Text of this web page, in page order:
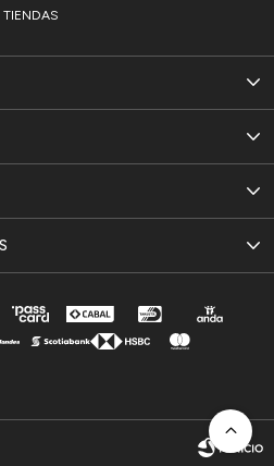
TIENDAS